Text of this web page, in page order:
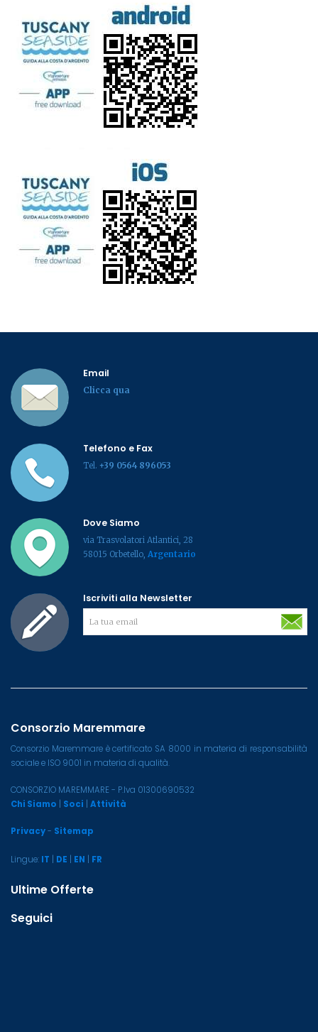
Email
Clicca qua
Telefono e Fax
Tel. +39 0564 896053
Dove Siamo
via Trasvolatori Atlantici, 28
58015 Orbetello, Argentario
Iscriviti alla Newsletter
Consorzio Maremmare
Consorzio Maremmare è certificato SA 8000 in materia di responsabilità
sociale e ISO 9001 in materia di qualità.
CONSORZIO MAREMMARE - P.Iva 01300690532
Chi Siamo
Soci Attività
Privacy- Sitemap
Lingue: IT DE EN FR
Ultime Offerte
Seguici